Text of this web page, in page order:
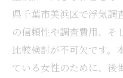
県千葉市美浜区で浮気調
の信頼性や調査費用、そ
比較検討が不可欠です。
ている女性のために、後